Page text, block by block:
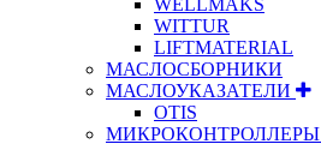
WITTUR
LIFTMATERIAL
МАСЛОСБОРНИКИ
МАСЛОУКАЗАТЕЛИ
OTIS
МИКРОКОНТРОЛЛЕРЫ